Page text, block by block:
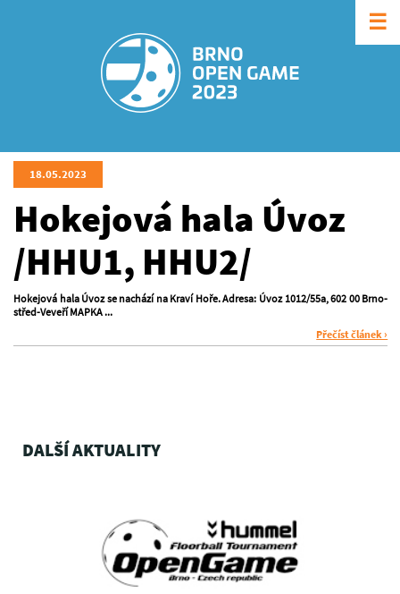
☰
18.05.2023
Hokejová hala Úvoz
/HHU1, HHU2/
Hokejová hala Úvoz se nachází na Kraví Hoře. Adresa: Úvoz 1012/55a, 602 00 Brno-
střed-Veveří MAPKA ...
Přečíst článek ›
DALŠÍ AKTUALITY